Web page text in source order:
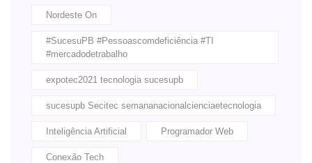
Nordeste On
#SucesuPB #Pessoascomdeficiência #TI
#mercadodetrabalho
expotec2021 tecnologia sucesupb
sucesupb Secitec semananacionalcienciaetecnologia
Inteligência Artificial Programador Web
Conexão Tech